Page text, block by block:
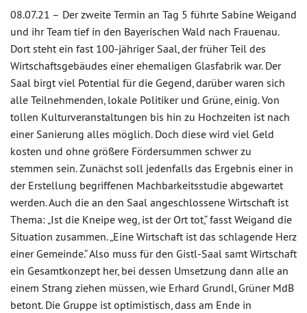
08.07.21 – Der zweite Termin an Tag 5 führte Sabine Weigand
und ihr Team tief in den Bayerischen Wald nach Frauenau.
Dort steht ein fast 100-jähriger Saal, der früher Teil des
Wirtschaftsgebäudes einer ehemaligen Glasfabrik war. Der
Saal birgt viel Potential für die Gegend, darüber waren sich
alle Teilnehmenden, lokale Politiker und Grüne, einig. Von
tollen Kulturveranstaltungen bis hin zu Hochzeiten ist nach
einer Sanierung alles möglich. Doch diese wird viel Geld
kosten und ohne größere Fördersummen schwer zu
stemmen sein. Zunächst soll jedenfalls das Ergebnis einer in
der Erstellung begriffenen Machbarkeitsstudie abgewartet
werden. Auch die an den Saal angeschlossene Wirtschaft ist
Thema: „Ist die Kneipe weg, ist der Ort tot,“ fasst Weigand die
Situation zusammen. „Eine Wirtschaft ist das schlagende Herz
einer Gemeinde.“ Also muss für den Gistl-Saal samt Wirtschaft
ein Gesamtkonzept her, bei dessen Umsetzung dann alle an
einem Strang ziehen müssen, wie Erhard Grundl, Grüner MdB
betont. Die Gruppe ist optimistisch, dass am Ende in